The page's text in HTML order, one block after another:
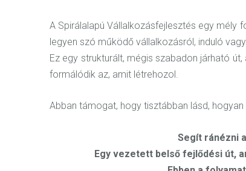
A Spirálalapú Vállalkozásfejlesztés egy mély
legyen szó működő vállalkozásról, induló
Ez egy strukturált, mégis szabadon járható
formálódik az, amit létrehozol.
Abban támogat, hogy tisztábban lásd,
Segít ránézni
Egy vezetett belső fejlődési út,